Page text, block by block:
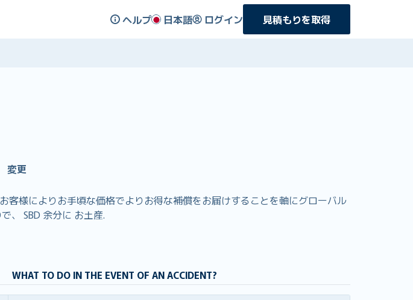
ヘルプ 日本語 ログイン 見積もりを取得
変更
客様によりお手頃な価格でよりお得な補償をお届けすることを軸にグローバル
、 SBD 余分に お土産.
WHAT TO DO IN THE EVENT OF AN ACCIDENT?